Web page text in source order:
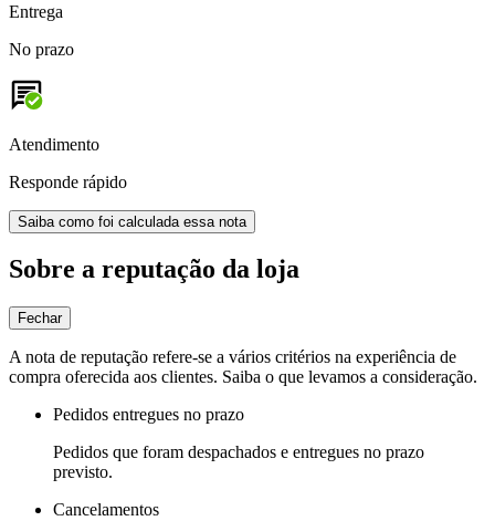
Entrega
No prazo
Atendimento
Responde rápido
Saiba como foi calculada essa nota
Sobre a reputação da loja
Fechar
A nota de reputação refere-se a vários critérios na experiência de
compra oferecida aos clientes. Saiba o que levamos a consideração.
Pedidos entregues no prazo
Pedidos que foram despachados e entregues no prazo
previsto.
Cancelamentos